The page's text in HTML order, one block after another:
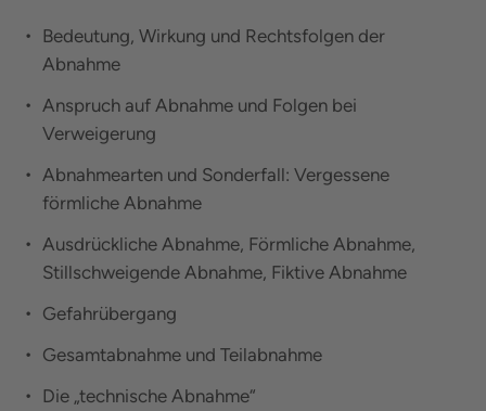
Bedeutung, Wirkung und Rechtsfolgen der
Abnahme
Anspruch auf Abnahme und Folgen bei
Verweigerung
Abnahmearten und Sonderfall: Vergessene
förmliche Abnahme
Ausdrückliche Abnahme, Förmliche Abnahme,
Stillschweigende Abnahme, Fiktive Abnahme
Gefahrübergang
Gesamtabnahme und Teilabnahme
Die „technische Abnahme“